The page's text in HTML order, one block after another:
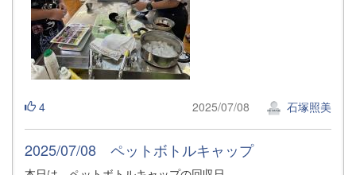
4 2025/07/08 石塚照美
2025/07/08 ペットボトルキャップ